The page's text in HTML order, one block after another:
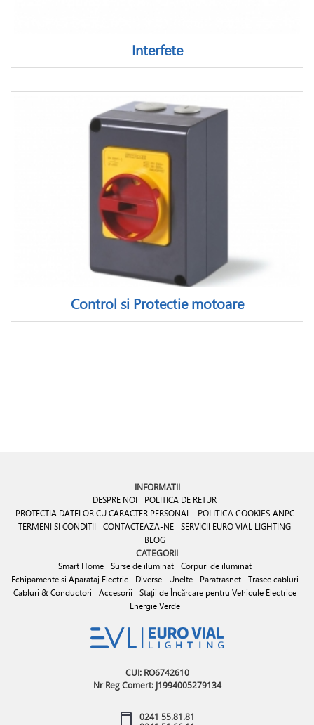
Interfete
Control si Protectie motoare
INFORMATII
DESPRE NOI
POLITICA DE RETUR
PROTECTIA DATELOR CU CARACTER PERSONAL
POLITICA COOKIES ANPC
TERMENI SI CONDITII
CONTACTEAZA-NE SERVICII EURO VIAL LIGHTING
BLOG
CATEGORII
Smart Home Surse de iluminat
Corpuri de iluminat
Echipamente si Aparataj Electric
Diverse Unelte Paratrasnet
Trasee cabluri
Cabluri & Conductori
Accesorii
Stații de Încărcare pentru Vehicule Electrice
Energie Verde
CUI: RO6742610
Nr Reg Comert: J1994005279134
0241 55.81.81